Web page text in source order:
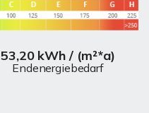
53,20 kWh / (m²*a)
Endenergiebedarf